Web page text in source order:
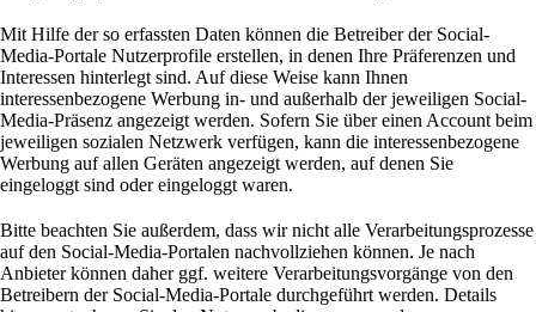
Mit Hilfe der so erfassten Daten können die Betreiber der Social-
Media-Portale Nutzerprofile erstellen, in denen Ihre Präferenzen und
Interessen hinterlegt sind. Auf diese Weise kann Ihnen
interessenbezogene Werbung in- und außerhalb der jeweiligen Social-
Media-Präsenz angezeigt werden. Sofern Sie über einen Account beim
jeweiligen sozialen Netzwerk verfügen, kann die interessenbezogene
Werbung auf allen Geräten angezeigt werden, auf denen Sie
eingeloggt sind oder eingeloggt waren.
Bitte beachten Sie außerdem, dass wir nicht alle Verarbeitungsprozesse
auf den Social-Media-Portalen nachvollziehen können. Je nach
Anbieter können daher ggf. weitere Verarbeitungsvorgänge von den
Betreibern der Social-Media-Portale durchgeführt werden. Details